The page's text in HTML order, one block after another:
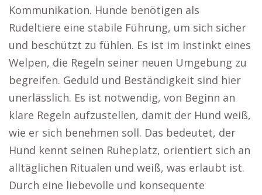
Kommunikation. Hunde benötigen als
Rudeltiere eine stabile Führung, um sich sicher
und beschützt zu fühlen. Es ist im Instinkt eines
Welpen, die Regeln seiner neuen Umgebung zu
begreifen. Geduld und Beständigkeit sind hier
unerlässlich. Es ist notwendig, von Beginn an
klare Regeln aufzustellen, damit der Hund weiß,
wie er sich benehmen soll. Das bedeutet, der
Hund kennt seinen Ruheplatz, orientiert sich an
alltäglichen Ritualen und weiß, was erlaubt ist.
Durch eine liebevolle und konsequente